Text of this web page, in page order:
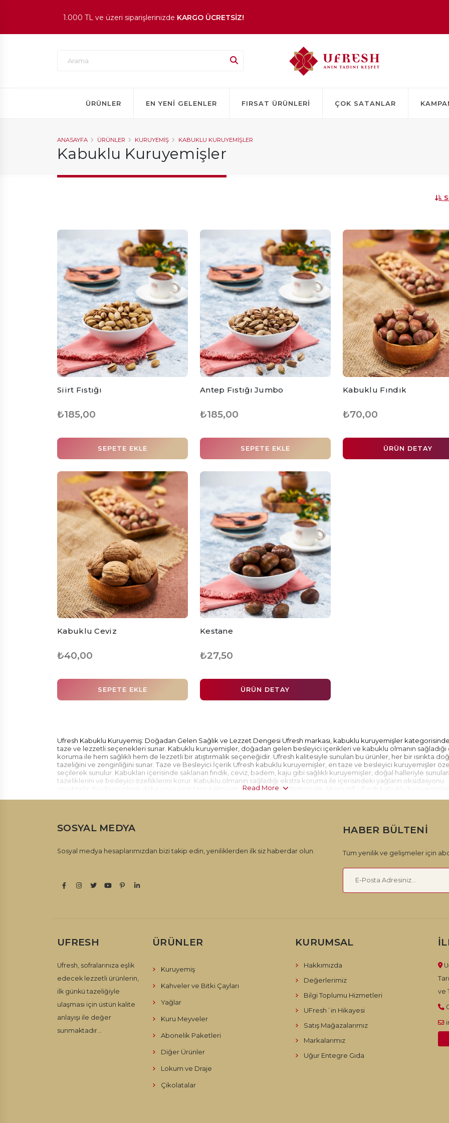
1.000 TL ve üzeri siparişlerinizde KARGO ÜCRETSİZ!
En beğenilen ürünlerdeİNDİRİMfırsatı!
ÜRÜNLER EN YENI GELENLER FIRSAT ÜRÜNLERI ÇOK SATANLAR
ANASAYFA ÜRÜNLER KURUYEMIŞ KABUKLU KURUYEMIŞLER
Kabuklu Kuruyemişler
Siirt Fıstığı
₺185,00
SEPETE EKLE
Antep Fıstığı Jumbo
₺185,00
SEPETE EKLE
Kabuklu Fındık
₺70,00
ÜRÜN DETAY
Kabuklu Ceviz
₺40,00
SEPETE EKLE
Kestane
₺27,50
ÜRÜN DETAY
Ufresh Kabuklu Kuruyemiş: Doğadan Gelen Sağlık ve Lezzet Dengesi Ufresh markası, kabuklu kuruyemişler
taze ve lezzetli seçenekleri sunar. Kabuklu kuruyemişler, doğadan gelen besleyici içerikleri ve kabuklu olmanın sağladığı
koruma ile hem sağlıklı hem de lezzetli bir atıştırmalık seçeneğidir. Ufresh kalitesiyle sunulan bu ürünler, her bir ısırıkta
tazeliğini ve zenginliğini sunar. Taze ve Besleyici İçerik Ufresh kabuklu kuruyemişler, en taze ve besleyici kuruyemişler
seçilerek sunulur. Kabukları içerisinde saklanan fındık, ceviz, badem, kaju gibi sağlıklı kuruyemişler, doğal halleriyle
tazeliklerini ve besleyici özelliklerini korur. Kabuklu olmanın sağladığı ekstra koruma ile içerisindeki yağların oksidasyonu
geciktirilir, bu da ürünlerin daha uzun süre taze kalmasını sağlar. Sağlıklı Atıştırmalık Alternatifi Ufresh kabuklu kuruyemişler,
sunulur. Ufresh markasıyla kabuklu kuruyemişler kategorisinde sağlıklı, lezzetli ve doğadan gelen bir atıştırmalık keyfi
Read More
SOSYAL MEDYA
Sosyal medya hesaplarımızdan bizi takip edin, yeniliklerden ilk siz haberdar olun.
HABER BÜLTENI
Tüm yenilik ve gelişmeler için
UFRESH
Ufresh, sofralarınıza eşlik
edecek lezzetli ürünlerin,
ilk günkü tazeliğiyle
ulaşması için üstün kalite
anlayışı ile değer
sunmaktadır...
ÜRÜNLER
Kuruyemiş
Kahveler ve Bitki Çayları
Yağlar
Kuru Meyveler
Abonelik Paketleri
Diğer Ürünler
Lokum ve Draje
Çikolatalar
KURUMSAL
Hakkımızda
Değerlerimiz
Bilgi Toplumu Hizmetleri
UFresh´in Hikayesi
Satış Mağazalarımız
Markalarımız
Uğur Entegre Gıda
ve